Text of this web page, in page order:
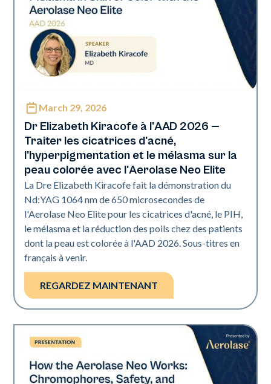
Neo Elite | Présentations
March 29, 2026
Dr Elizabeth Kiracofe à l'AAD 2026 —
Traiter les cicatrices d'acné,
l'hyperpigmentation et le mélasma sur la
peau colorée avec l'Aerolase Neo Elite
La Dre Elizabeth Kiracofe fait la démonstration du
Nd:YAG 1064 nm de 650 microsecondes de
l'Aerolase Neo Elite pour les cicatrices d'acné, le PIH,
le mélasma et la réduction des poils chez des patients
dont la peau est colorée à l'AAD 2026. ‍Sous-titres en
français à venir.
REGARDEZ MAINTENANT